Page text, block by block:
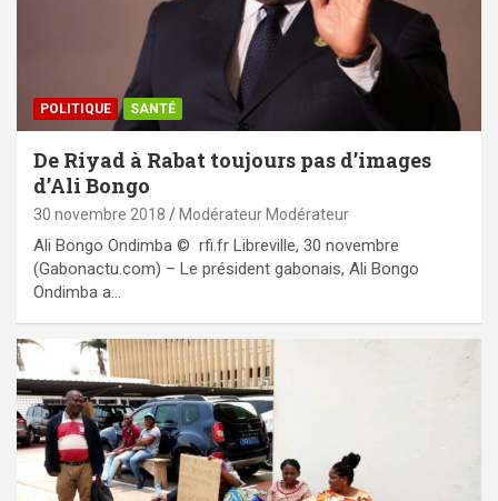
POLITIQUE SANTÉ
De Riyad à Rabat toujours pas d’images
d’Ali Bongo
30 novembre 2018 Modérateur Modérateur
Ali Bongo Ondimba © rfi.fr Libreville, 30 novembre
(Gabonactu.com) – Le président gabonais, Ali Bongo
Ondimba a…